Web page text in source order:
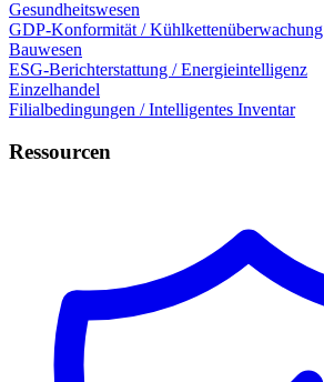
Gesundheitswesen
GDP-Konformität / Kühlkettenüberwachung
Bauwesen
ESG-Berichterstattung / Energieintelligenz
Einzelhandel
Filialbedingungen / Intelligentes Inventar
Ressourcen